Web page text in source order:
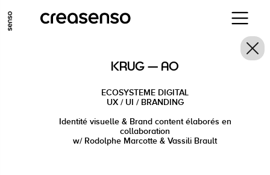
ALLER AU CONTENU PRINCIPAL
ALLER EN BAS DE PAGEKRUG — AO
ECOSYSTEME DIGITAL
UX / UI / BRANDING
Identité visuelle & Brand content élaborés en
collaboration
w/ Rodolphe Marcotte & Vassili Brault